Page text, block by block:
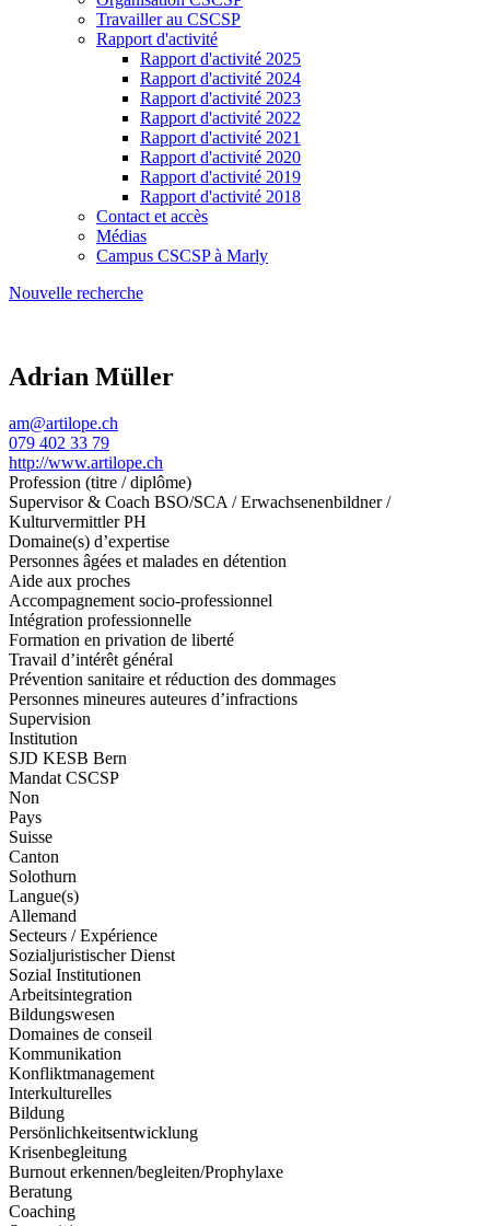
Travailler au CSCSP
Rapport d'activité
Rapport d'activité 2025
Rapport d'activité 2024
Rapport d'activité 2023
Rapport d'activité 2022
Rapport d'activité 2021
Rapport d'activité 2020
Rapport d'activité 2019
Rapport d'activité 2018
Contact et accès
Médias
Campus CSCSP à Marly
Nouvelle recherche
Adrian Müller
am@artilope.ch
079 402 33 79
http://www.artilope.ch
Profession (titre / diplôme)
Supervisor & Coach BSO/SCA / Erwachsenenbildner /
Kulturvermittler PH
Domaine(s) d’expertise
Personnes âgées et malades en détention
Aide aux proches
Accompagnement socio-professionnel
Intégration professionnelle
Formation en privation de liberté
Travail d’intérêt général
Prévention sanitaire et réduction des dommages
Personnes mineures auteures d’infractions
Supervision
Institution
SJD KESB Bern
Mandat CSCSP
Non
Pays
Suisse
Canton
Solothurn
Langue(s)
Allemand
Secteurs / Expérience
Sozialjuristischer Dienst
Sozial Institutionen
Arbeitsintegration
Bildungswesen
Domaines de conseil
Kommunikation
Konfliktmanagement
Interkulturelles
Bildung
Persönlichkeitsentwicklung
Krisenbegleitung
Burnout erkennen/begleiten/Prophylaxe
Beratung
Coaching